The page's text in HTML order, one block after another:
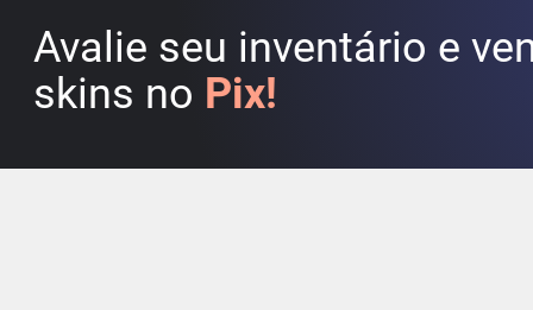
Avalie seu inventário e
skins no Pix!